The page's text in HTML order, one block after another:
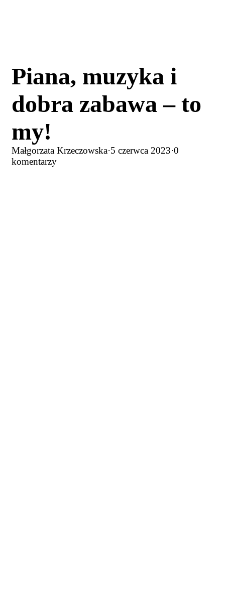
Piana, muzyka i
dobra zabawa – to
my!
Małgorzata Krzeczowska·5 czerwca 2023·0
komentarzy